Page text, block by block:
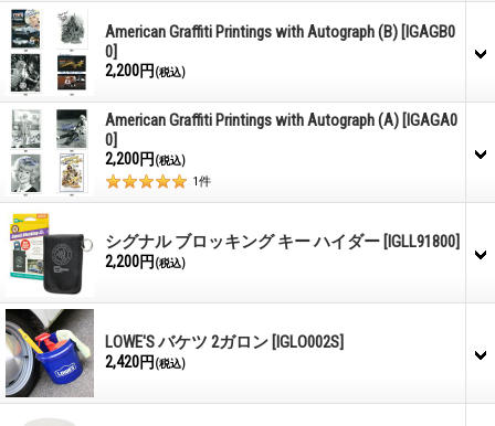
American Graffiti Printings with Autograph (B) [IGAGB0
0]
2,200円 (税込)
American Graffiti Printings with Autograph (A) [IGAGA0
0]
2,200円 (税込)
1件
シグナル ブロッキング キー ハイダー [IGLL91800]
2,200円 (税込)
LOWE'S バケツ 2ガロン [IGLO002S]
2,420円 (税込)